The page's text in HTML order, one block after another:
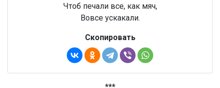
Чтоб печали все, как мяч,
Вовсе ускакали.
Скопировать